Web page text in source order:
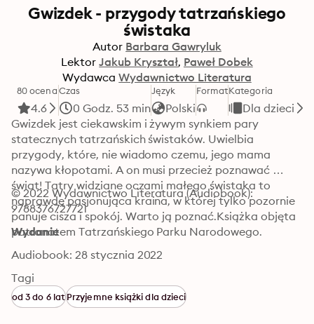
Gwizdek - przygody tatrzańskiego
świstaka
Autor Barbara Gawryluk
Lektor Jakub Kryształ Paweł Dobek
Wydawca Wydawnictwo Literatura
80 ocena
4.6
Czas
0 Godz. 53 min
Język
Polski
FormatKategoria
Dla dzieci
Gwizdek jest ciekawskim i żywym synkiem pary
statecznych tatrzańskich świstaków. Uwielbia
przygody, które, nie wiadomo czemu, jego mama
nazywa kłopotami. A on musi przecież poznawać
świat! Tatry widziane oczami małego świstaka to
naprawdę pasjonująca kraina, w której tylko pozornie
panuje cisza i spokój. Warto ją poznać.Książka objęta
patronatem Tatrzańskiego Parku Narodowego.
© 2022 Wydawnictwo Literatura (Audiobook):
9788376727721
Wydanie
Audiobook: 28 stycznia 2022
Tagi
od 3 do 6 latPrzyjemne książki dla dzieci